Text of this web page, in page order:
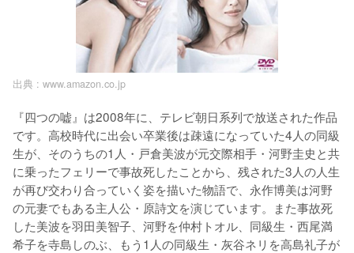
出典 : www.amazon.co.jp
『四つの嘘』は2008年に、テレビ朝日系列で放送された作品
です。高校時代に出会い卒業後は疎遠になっていた4人の同級
生が、そのうちの1人・戸倉美波が元交際相手・河野圭史と共
に乗ったフェリーで事故死したことから、残された3人の人生
が再び交わり合っていく姿を描いた物語で、永作博美は河野
の元妻でもある主人公・原詩文を演じています。また事故死
した美波を羽田美智子、河野を仲村トオル、同級生・西尾満
希子を寺島しのぶ、もう1人の同級生・灰谷ネリを高島礼子が